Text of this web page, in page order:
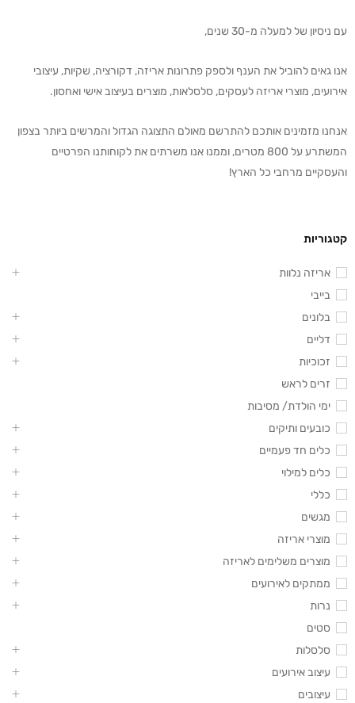
עם ניסיון של למעלה מ-30 שנים,
אנו גאים להוביל את הענף ולספק פתרונות אריזה, דקורציה, שקיות, עיצובי
אירועים, מוצרי אריזה לעסקים, סלסלאות, מוצרים בעיצוב אישי ואחסון.
אנחנו מזמינים אותכם להתרשם מאולם התצוגה הגדול והמרשים ביותר בצפון
המשתרע על 800 מטרים, וממנו אנו משרתים את לקוחותנו הפרטיים
והעסקיים מרחבי כל הארץ!
קטגוריות
אריזה נלוות
בייבי
בלונים
דליים
זכוכיות
זרים לראש
ימי הולדת/ מסיבות
כובעים ותיקים
כלים חד פעמיים
כלים למילוי
כללי
מגשים
מוצרי אריזה
מוצרים משלימים לאריזה
ממתקים לאירועים
נרות
סטים
סלסלות
עיצוב אירועים
עיצובים